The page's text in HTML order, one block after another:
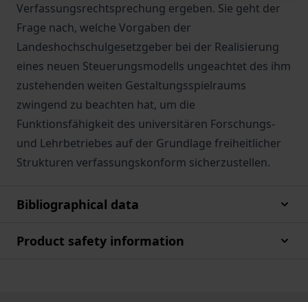
Verfassungsrechtsprechung ergeben. Sie geht der
Frage nach, welche Vorgaben der
Landeshochschulgesetzgeber bei der Realisierung
eines neuen Steuerungsmodells ungeachtet des ihm
zustehenden weiten Gestaltungsspielraums
zwingend zu beachten hat, um die
Funktionsfähigkeit des universitären Forschungs-
und Lehrbetriebes auf der Grundlage freiheitlicher
Strukturen verfassungskonform sicherzustellen.
Bibliographical data
Product safety information